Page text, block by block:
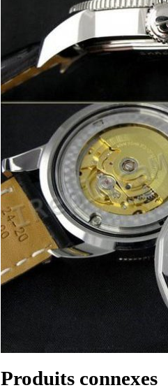
Produits connexes